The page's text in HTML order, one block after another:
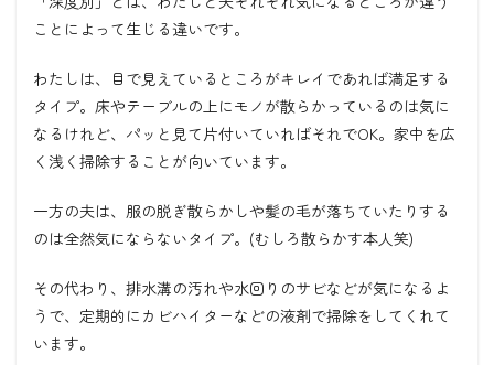
ことによって生じる違いです。
わたしは、目で見えているところがキレイであれば満足する
タイプ。床やテーブルの上にモノが散らかっているのは気に
なるけれど、パッと見て片付いていればそれでOK。家中を広
く浅く掃除することが向いています。
一方の夫は、服の脱ぎ散らかしや髪の毛が落ちていたりする
のは全然気にならないタイプ。(むしろ散らかす本人笑)
その代わり、排水溝の汚れや水回りのサビなどが気になるよ
うで、定期的にカビハイターなどの液剤で掃除をしてくれて
います。